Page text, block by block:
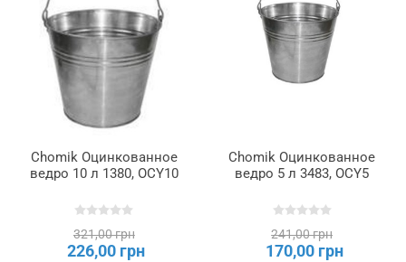
Chomik Оцинкованное
ведро 10 л 1380, OCY10
321,00 грн
226,00 грн
Chomik Оцинкованное
ведро 5 л 3483, OCY5
241,00 грн
170,00 грн